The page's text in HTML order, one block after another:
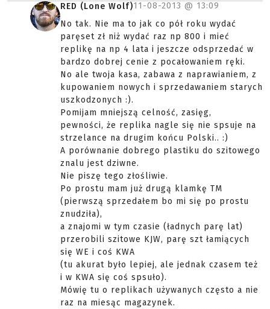
RED (Lone Wolf)11-08-2013 @ 13:09
No tak. Nie ma to jak co pół roku wydać
paręset zł niż wydać raz np 800 i mieć
replikę na np 4 lata i jeszcze odsprzedać w
bardzo dobrej cenie z pocałowaniem ręki.
No ale twoja kasa, zabawa z naprawianiem, z
kupowaniem nowych i sprzedawaniem starych
uszkodzonych :).
Pomijam mniejszą celność, zasięg,
pewności, że replika nagle się nie spsuje na
strzelance na drugim końcu Polski.. :)
A porównanie dobrego plastiku do szitowego
znalu jest dziwne.
Nie piszę tego złośliwie.
Po prostu mam już drugą klamkę TM
(pierwszą sprzedałem bo mi się po prostu
znudziła),
a znajomi w tym czasie (ładnych parę lat)
przerobili szitowe KJW, parę szt łamiących
się WE i coś KWA
(tu akurat było lepiej, ale jednak czasem też
i w KWA się coś spsuło).
Mówię tu o replikach używanych często a nie
raz na miesąc magazynek.